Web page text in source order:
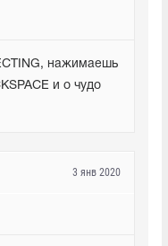
нажимаешь
и о чудо
3 янв 2020